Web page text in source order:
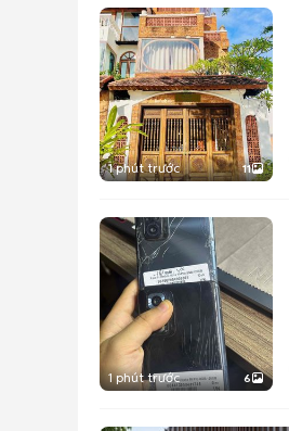
1 phút trước 11
1 phút trước 6